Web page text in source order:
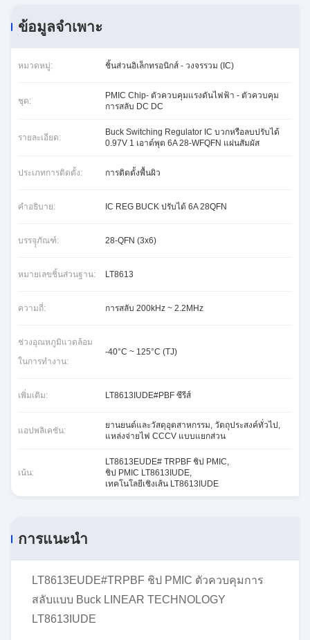
ข้อมูลจำเพาะ
หมวดหมู่: ชิ้นส่วนอิเล็กทรอนิกส์ - วงจรรวม (IC)
ชุด:
PMIC Chip- ตัวควบคุมแรงดันไฟฟ้า - ตัวควบคุม
การสลับ DC DC
รายละเอียด:
Buck Switching Regulator IC บวกหรือลบปรับได้
0.97V 1 เอาต์พุต 6A 28-WFQFN แผ่นสัมผัส
ประเภทการติดตั้ง: การติดตั้งพื้นผิว
คำอธิบาย: IC REG BUCK ปรับได้ 6A 28QFN
บรรจุุภัณฑ์: 28-QFN (3x6)
หมายเลขชิ้นส่วนฐาน: LT8613
ความถี่: การสลับ 200kHz ~ 2.2MHz
ช่วงอุณหภูมิแวดล้อม
ในการทำงาน:
-40°C ~ 125°C (TJ)
เพิ่มเติม: LT8613IUDE#PBF ซีรีส์
แอปพลิเคชัน:
ยานยนต์และวัสดุอุตสาหกรรม, วัตถุประสงค์ทั่วไป,
แหล่งจ่ายไฟ CCCV แบบแยกส่วน
เน้น:
LT8613EUDE# TRPBF ชิป PMIC,
ชิป PMIC LT8613IUDE,
เทคโนโลยีเชิงเส้น LT8613IUDE
การแนะนำ
LT8613EUDE#TRPBF ชิป PMIC ตัวควบคุมการ
สลับแบบ Buck LINEAR TECHNOLOGY
LT8613IUDE